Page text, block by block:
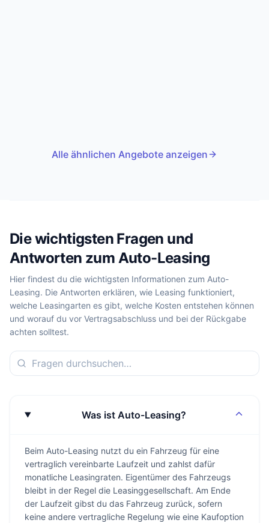
Alle ähnlichen Angebote anzeigen
Die wichtigsten Fragen und
Antworten zum Auto-Leasing
Hier findest du die wichtigsten Informationen zum Auto-
Leasing. Die Antworten erklären, wie Leasing funktioniert,
welche Leasingarten es gibt, welche Kosten entstehen können
und worauf du vor Vertragsabschluss und bei der Rückgabe
achten solltest.
Was ist Auto-Leasing?
Beim Auto-Leasing nutzt du ein Fahrzeug für eine
vertraglich vereinbarte Laufzeit und zahlst dafür
monatliche Leasingraten. Eigentümer des Fahrzeugs
bleibt in der Regel die Leasinggesellschaft. Am Ende
der Laufzeit gibst du das Fahrzeug zurück, sofern
keine andere vertragliche Regelung wie eine Kaufoption